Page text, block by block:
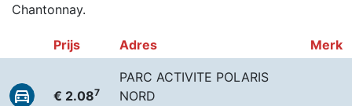
Chantonnay.
Prijs Adres Merk
€ 2.087
PARC ACTIVITE POLARIS
NORD